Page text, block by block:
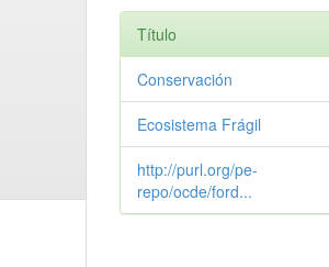
Título
Conservación
Ecosistema Frágil
http://purl.org/pe-
repo/ocde/ford...